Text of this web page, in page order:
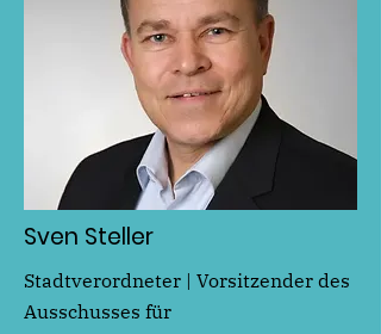
Sven Steller
Stadtverordneter | Vorsitzender des
Ausschusses für